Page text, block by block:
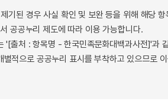
기된 경우 사실 확인 및 보완 등을 위해 해당
공공누리 제도에 따라 이용 가능합니다.
'[출처 : 항목명 - 한국민족문화대백과사전]'과
적으로 공공누리 표시를 부착하고 있으므로